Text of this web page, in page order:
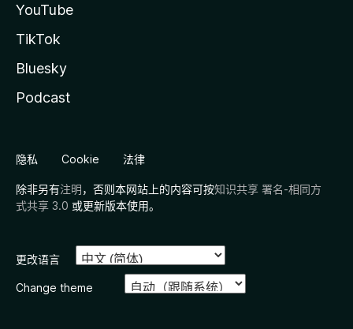
YouTube
TikTok
Bluesky
Podcast
隐私 Cookie 法律
除非另有注明，否则本网站上的内容可按知识共享 署名-相同方
式共享 3.0 或更新版本使用。
更改语言
Change theme